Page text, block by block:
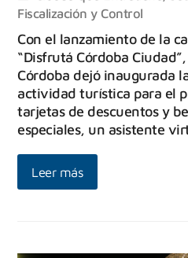
Fiscalización y Control
Con el lanzamiento de la
“Disfrutá Córdoba
Córdoba dejó inaugurada
actividad turística para el
tarjetas de descuentos y
especiales, un asistente
Leer más